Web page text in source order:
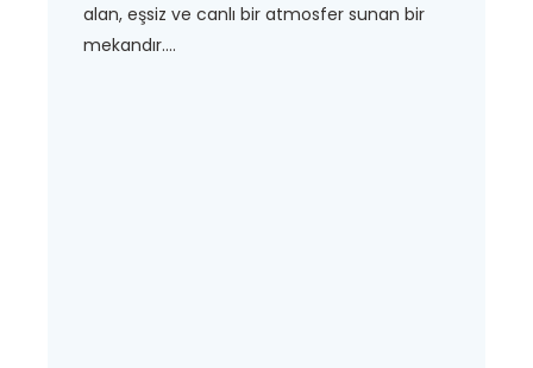
alan, eşsiz ve canlı bir atmosfer sunan bir
mekandır....